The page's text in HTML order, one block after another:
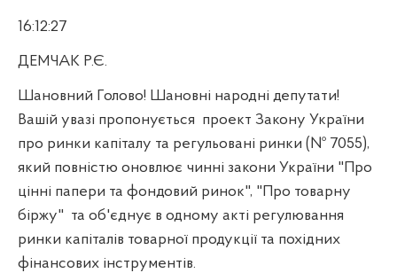
16:12:27
ДЕМЧАК Р.Є.
Шановний Голово! Шановні народні депутати!
Вашій увазі пропонується проект Закону України
про ринки капіталу та регульовані ринки (№ 7055),
який повністю оновлює чинні закони України "Про
цінні папери та фондовий ринок", "Про товарну
біржу" та об'єднує в одному акті регулювання
ринки капіталів товарної продукції та похідних
фінансових інструментів.